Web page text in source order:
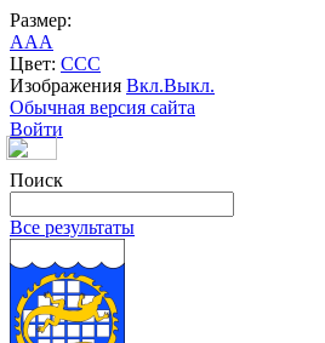
Размер:
AAA
Цвет: CCC
Изображения Вкл.Выкл.
Обычная версия сайта
Войти
Поиск
Все результаты